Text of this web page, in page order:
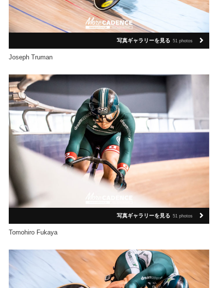
写真ギャラリーを見る 51 photos
Joseph Truman
写真ギャラリーを見る 51 photos
Tomohiro Fukaya